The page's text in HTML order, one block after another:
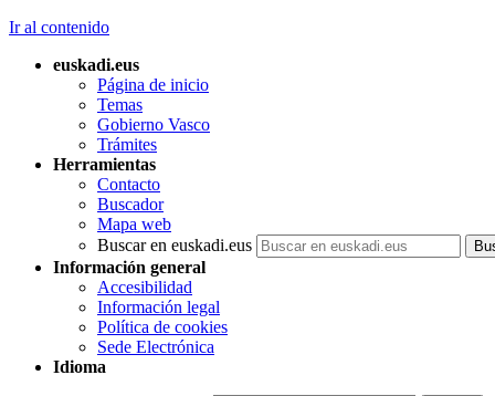
Ir al contenido
euskadi.eus
Página de inicio
Temas
Gobierno Vasco
Trámites
Herramientas
Contacto
Buscador
Mapa web
Buscar en euskadi.eus
Información general
Accesibilidad
Información legal
Política de cookies
Sede Electrónica
Idioma